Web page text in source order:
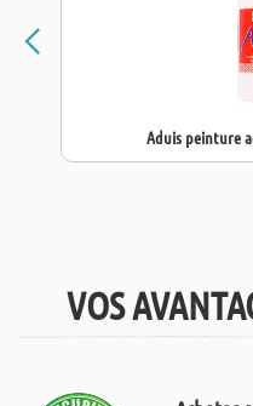
Aduis peinture
VOS